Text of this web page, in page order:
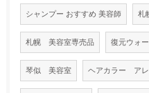
シャンプー おすすめ 美容師 札
札幌 美容室専売品 復元ウォ
琴似 美容室 ヘアカラー アレ